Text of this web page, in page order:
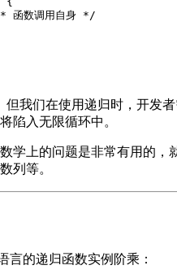
函数调用自身 */
但我们在使用递归时，开发
陷入无限循环中。
学上的问题是非常有用的，
列等。
言的递归函数实例阶乘：